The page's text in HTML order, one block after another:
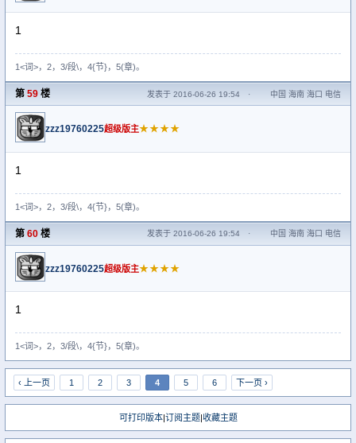
1
1<词>，2，3/段\，4{节}，5(章)。
第 59 楼 发表于 2016-06-26 19:54 · 中国 海南 海口 电信
zzz19760225超级版主★★★★
1
1<词>，2，3/段\，4{节}，5(章)。
第 60 楼 发表于 2016-06-26 19:54· 中国 海南 海口 电信
zzz19760225超级版主★★★★
1
1<词>，2，3/段\，4{节}，5(章)。
‹ 上一页 1 2 3 4 5 6 下一页 ›
可打印版本| 订阅主题| 收藏主题